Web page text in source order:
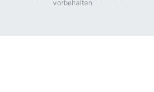
vorbehalten.